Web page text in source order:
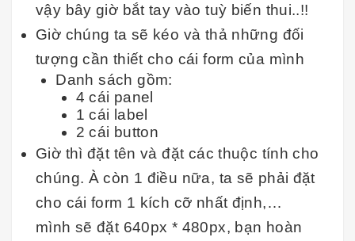
vậy bây giờ bắt tay vào tuỳ biến thui..!!
Giờ chúng ta sẽ kéo và thả những đối
tượng cần thiết cho cái form của mình
Danh sách gồm:
4 cái panel
1 cái label
2 cái button
Giờ thì đặt tên và đặt các thuộc tính cho
chúng. À còn 1 điều nữa, ta sẽ phải đặt
cho cái form 1 kích cỡ nhất định,…
mình sẽ đặt 640px * 480px, bạn hoàn